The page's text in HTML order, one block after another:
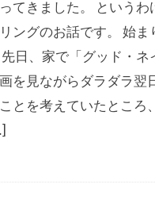
てきました。 というわ
ングのお話です。 始ま
日、家で「グッド・ネ
を見ながらダラダラ翌
とを考えていたところ